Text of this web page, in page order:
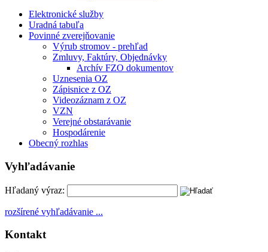
Elektronické služby
Uradná tabuľa
Povinné zverejňovanie
Výrub stromov - prehľad
Zmluvy, Faktúry, Objednávky
Archív FZO dokumentov
Uznesenia OZ
Zápisnice z OZ
Videozáznam z OZ
VZN
Verejné obstarávanie
Hospodárenie
Obecný rozhlas
Vyhľadávanie
Hľadaný výraz:
rozšírené vyhľadávanie ...
Kontakt